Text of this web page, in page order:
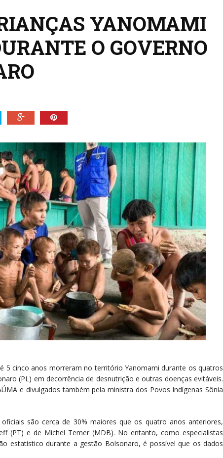
YANOMAMI
O GOVERNO
5 cinco anos morreram no território Yanomami durante os quatros
(PL) em decorrência de desnutrição e outras doenças evitáveis.
e divulgados também pela ministra dos Povos Indígenas Sônia
são cerca de 30% maiores que os quatro anos anteriores,
(PT) e de Michel Temer (MDB). No entanto, como especialistas
estatístico durante a gestão Bolsonaro, é possível que os dados